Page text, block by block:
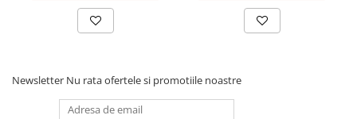
Newsletter Nu rata ofertele si promotiile noastre